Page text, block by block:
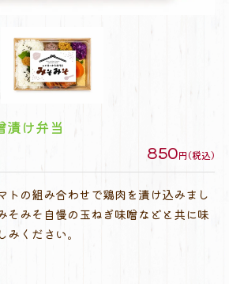
漬け弁当
850円(税込)
トの組み合わせで鶏肉を漬け込みまし
そみそ自慢の玉ねぎ味噌などと共に味
ください。